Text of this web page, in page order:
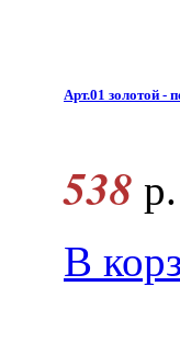
Арт.01 золотой -
538 р.
В